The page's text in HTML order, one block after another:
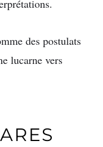
des postulats
lucarne vers